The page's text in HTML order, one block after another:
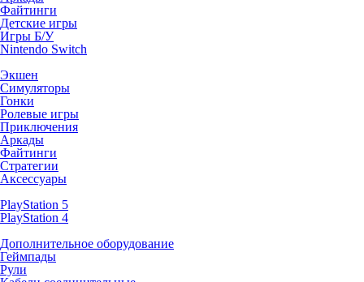
Файтинги
Детские игры
Игры Б/У
Nintendo Switch
Экшен
Симуляторы
Гонки
Ролевые игры
Приключения
Аркады
Файтинги
Стратегии
Аксессуары
PlayStation 5
PlayStation 4
Дополнительное оборудование
Геймпады
Рули